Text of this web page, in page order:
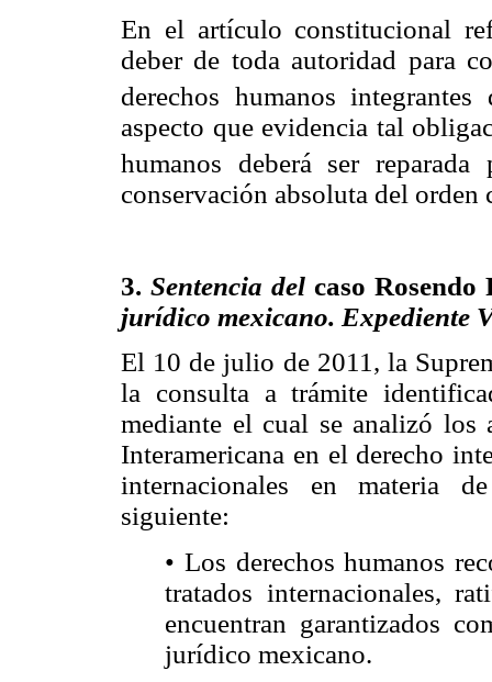
En el artículo constitucional
deber de toda autoridad para
derechos humanos
aspecto que evidencia tal
humanos deberá ser
conservación absoluta del
3. Sentencia delcaso
jurídico mexicano. Expediente
El 10 de julio de 2011, la
la consulta a trámite
mediante el cual se analizó los
Interamericana en el derecho
internacionales en materia
siguiente:
• Los derechos humanos
tratados internacionales,
encuentran garantizados
jurídico mexicano.